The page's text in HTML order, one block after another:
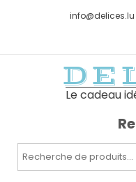
info@delices.lu
Le cadeau
Recherche